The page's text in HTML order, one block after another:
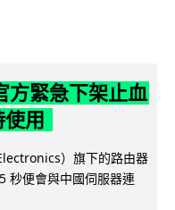
方緊急下架止血
用
）旗下的路由器
秒便會與中國伺服器連